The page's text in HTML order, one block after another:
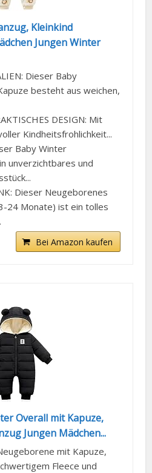
Kleinkind
Jungen Winter
Dieser Baby
besteht aus weichen,
DESIGN: Mit
Kindheitsfrohlichkeit...
Baby Winter
unverzichtbares und
Dieser Neugeborenes
24 Monate) ist ein tolles
Bei Amazon kaufen
Overall mit Kapuze,
Jungen Mädchen...
mit Kapuze,
Fleece und